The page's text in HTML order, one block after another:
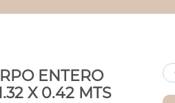
ENTERO
X 0.42 MTS